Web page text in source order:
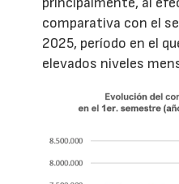
comparativa con el
2025, período en el
elevados niveles